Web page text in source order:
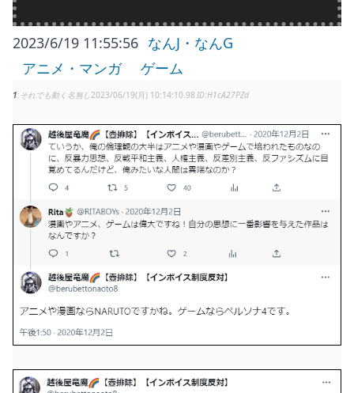
2023/6/19 11:55:56 なんJ・なんG
アニメ・マンガ
ゲーム
1 それでも動く名無し 2023/06/19(月) 10:14:10.98 H1cA27PZd